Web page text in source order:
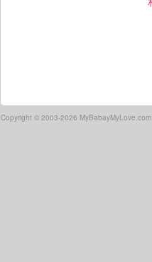
Copyright © 2003-2026